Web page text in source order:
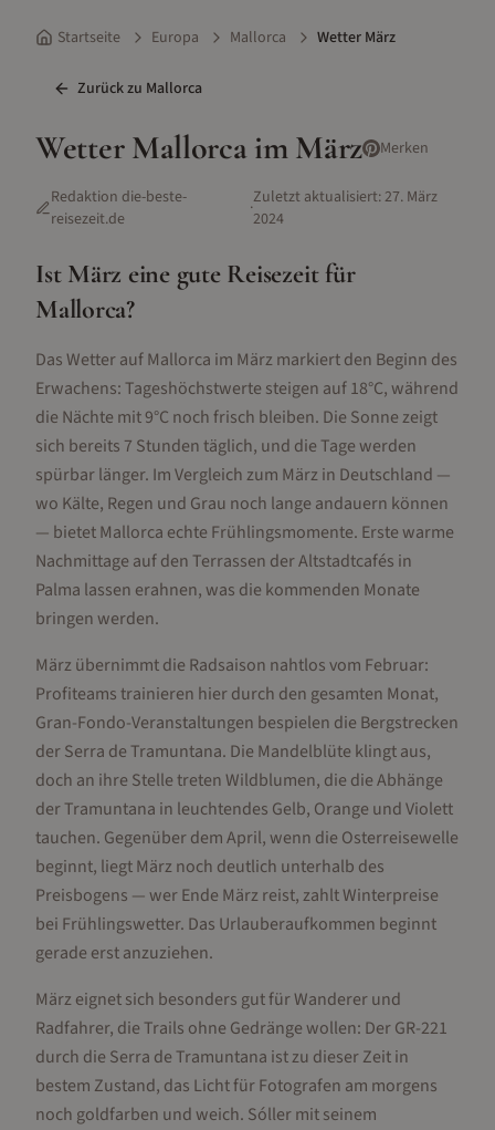
Startseite Europa Mallorca Wetter März
Zurück zu Mallorca
WetterMallorcaimMärz Merken
Redaktion die-beste-
reisezeit.de
·Zuletzt aktualisiert:27. März
2024
Ist März eine gute Reisezeit für
Mallorca?
Das Wetter auf Mallorca im März markiert den Beginn des
Erwachens: Tageshöchstwerte steigen auf 18°C, während
die Nächte mit 9°C noch frisch bleiben. Die Sonne zeigt
sich bereits 7 Stunden täglich, und die Tage werden
spürbar länger. Im Vergleich zum März in Deutschland —
wo Kälte, Regen und Grau noch lange andauern können
— bietet Mallorca echte Frühlingsmomente. Erste warme
Nachmittage auf den Terrassen der Altstadtcafés in
Palma lassen erahnen, was die kommenden Monate
bringen werden.
März übernimmt die Radsaison nahtlos vom Februar:
Profiteams trainieren hier durch den gesamten Monat,
Gran-Fondo-Veranstaltungen bespielen die Bergstrecken
der Serra de Tramuntana. Die Mandelblüte klingt aus,
doch an ihre Stelle treten Wildblumen, die die Abhänge
der Tramuntana in leuchtendes Gelb, Orange und Violett
tauchen. Gegenüber dem April, wenn die Osterreisewelle
beginnt, liegt März noch deutlich unterhalb des
Preisbogens — wer Ende März reist, zahlt Winterpreise
bei Frühlingswetter. Das Urlauberaufkommen beginnt
gerade erst anzuziehen.
März eignet sich besonders gut für Wanderer und
Radfahrer, die Trails ohne Gedränge wollen: Der GR-221
durch die Serra de Tramuntana ist zu dieser Zeit in
bestem Zustand, das Licht für Fotografen am morgens
noch goldfarben und weich. Sóller mit seinem